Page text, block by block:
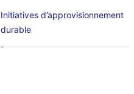
Initiatives d’approvisionnement
durable